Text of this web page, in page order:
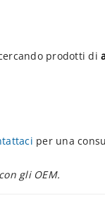
prodotti di
per una
gli OEM.